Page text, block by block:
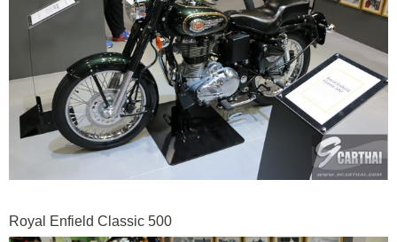
Royal Enfield Classic 500